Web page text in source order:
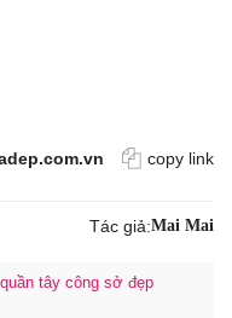
copy link
Tác giả:Mai Mai
quần tây công sở đẹp